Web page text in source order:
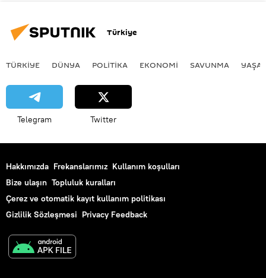
Türkiye
TÜRKIYE DÜNYA POLİTİKA EKONOMİ SAVUNMA
Telegram Twitter
Hakkımızda Frekanslarımız Kullanım koşulları
Bize ulaşın Topluluk kuralları
Çerez ve otomatik kayıt kullanım politikası
Gizlilik Sözleşmesi Privacy Feedback